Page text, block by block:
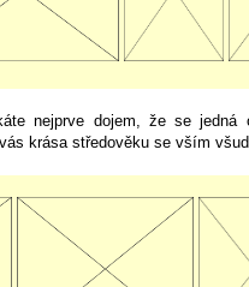
nejprve dojem, že se
krása středověku se vším